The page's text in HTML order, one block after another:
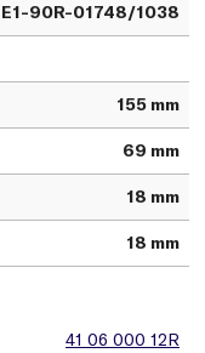
E1-90R-01748/1038
155 mm
69 mm
18 mm
18 mm
41 06 000 12R